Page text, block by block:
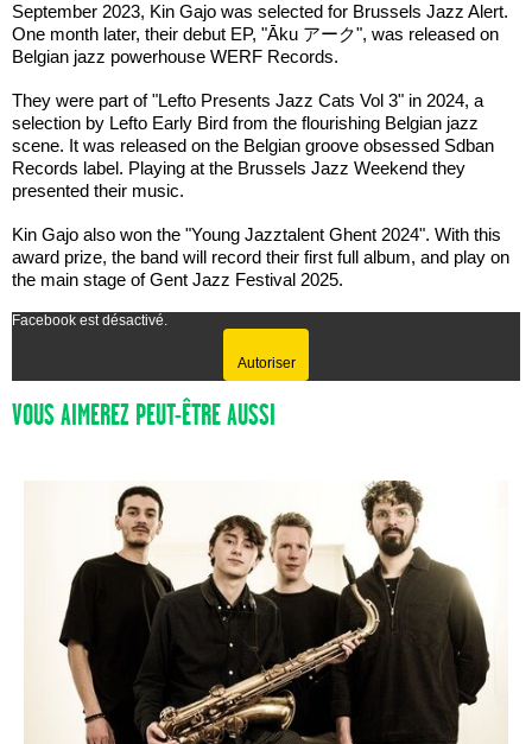
September 2023, Kin Gajo was selected for Brussels Jazz Alert.
One month later, their debut EP, "Āku アーク", was released on
Belgian jazz powerhouse WERF Records.
They were part of "Lefto Presents Jazz Cats Vol 3" in 2024, a
selection by Lefto Early Bird from the flourishing Belgian jazz
scene. It was released on the Belgian groove obsessed Sdban
Records label. Playing at the Brussels Jazz Weekend they
presented their music.
Kin Gajo also won the "Young Jazztalent Ghent 2024". With this
award prize, the band will record their first full album, and play on
the main stage of Gent Jazz Festival 2025.
Facebook est désactivé.
Autoriser
VOUS AIMEREZ PEUT-ÊTRE AUSSI